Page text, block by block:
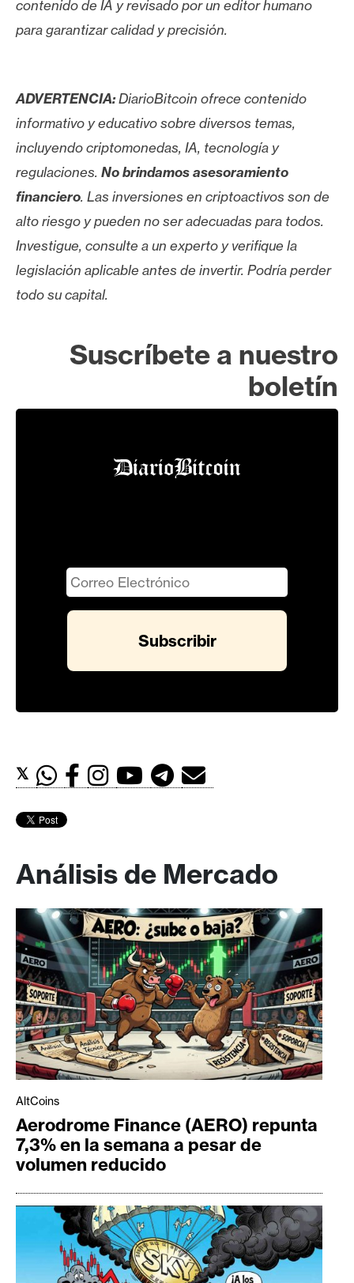
contenido de IA y revisado por un editor humano
para garantizar calidad y precisión.
ADVERTENCIA:DiarioBitcoin ofrece contenido
informativo y educativo sobre diversos temas,
incluyendo criptomonedas, IA, tecnología y
regulaciones. No brindamos asesoramiento
financiero. Las inversiones en criptoactivos son de
alto riesgo y pueden no ser adecuadas para todos.
Investigue, consulte a un experto y verifique la
legislación aplicable antes de invertir. Podría perder
todo su capital.
Suscríbete a nuestro
boletín
𝕏
Análisis de Mercado
AltCoins
Aerodrome Finance (AERO) repunta
7,3% en la semana a pesar de
volumen reducido